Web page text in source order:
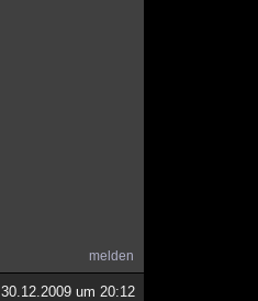
melden
30.12.2009 um 20:12